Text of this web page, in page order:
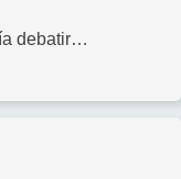
debatir…